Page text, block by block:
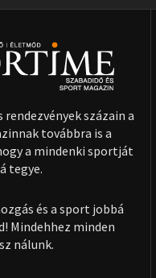
rendezvények százain a
továbbra is a
a mindenki sportját
tegye.
és a sport jobbá
Mindehhez minden
nálunk.